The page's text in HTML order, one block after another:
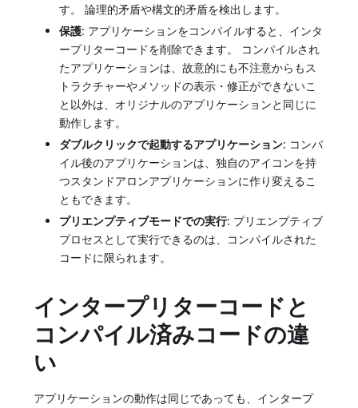
す。 論理的矛盾や構文的矛盾を検出します。
保護: アプリケーションをコンパイルすると、インタ
ープリターコードを削除できます。 コンパイルされ
たアプリケーションは、故意的にも不注意からもス
トラクチャーやメソッドの表示・修正ができないこ
と以外は、オリジナルのアプリケーションと同じに
動作します。
ダブルクリックで起動するアプリケーション: コンパ
イル後のアプリケーションは、独自のアイコンを持
つスタンドアロンアプリケーションに作り変えるこ
ともできます。
プリエンプティブモードでの実行: プリエンプティブ
プロセスとして実行できるのは、コンパイルされた
コードに限られます。
インタープリターコードと
コンパイル済みコードの違
い
アプリケーションの動作は同じであっても、インタープ